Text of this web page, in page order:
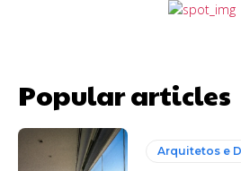
Popular articles
Arquitetos e